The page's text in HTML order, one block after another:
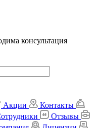
консультация
Акции
Контакты
Отзывы